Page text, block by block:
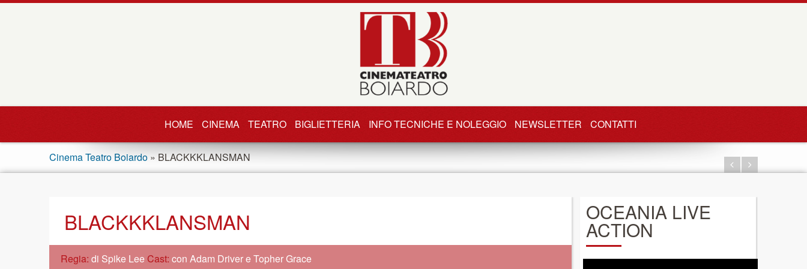
HOME CINEMA TEATRO BIGLIETTERIA INFO TECNICHE E NOLEGGIO NEWSLETTER CONTATTI
Cinema Teatro Boiardo » BLACKKKLANSMAN
BLACKKKLANSMAN
Regia: di Spike Lee Cast: con Adam Driver e Topher Grace
OCEANIA LIVE
ACTION